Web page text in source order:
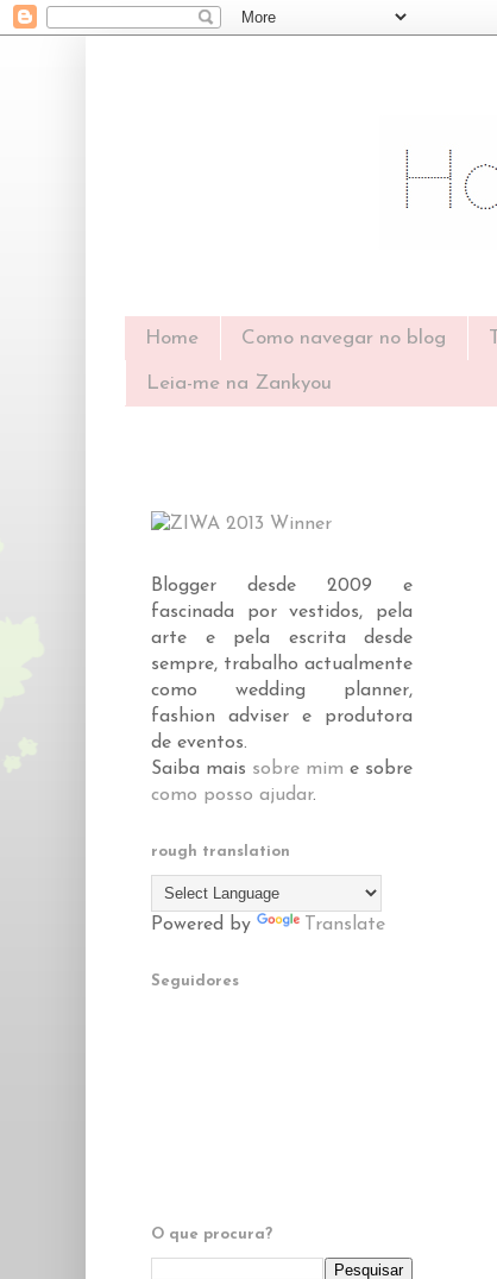
Home Como navegar no blog
Leia-me na Zankyou
Blogger desde 2009 e
fascinada por vestidos, pela
arte e pela escrita desde
sempre, trabalho actualmente
como wedding planner,
fashion adviser e produtora
de eventos.
Saiba mais sobre mim e sobre
como posso ajudar.
rough translation
Powered by Translate
Seguidores
O que procura?